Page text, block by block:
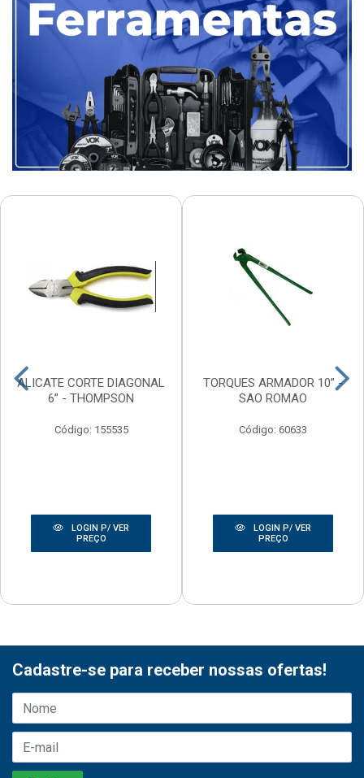
ALICATE CORTE DIAGONAL
6” - THOMPSON
Código: 155535
LOGIN P/ VER
PREÇO
TORQUES ARMADOR 10” -
SAO ROMAO
Código: 60633
LOGIN P/ VER
PREÇO
Cadastre-se para receber nossas ofertas!